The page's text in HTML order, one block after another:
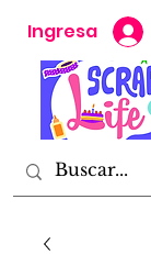
Ingresa